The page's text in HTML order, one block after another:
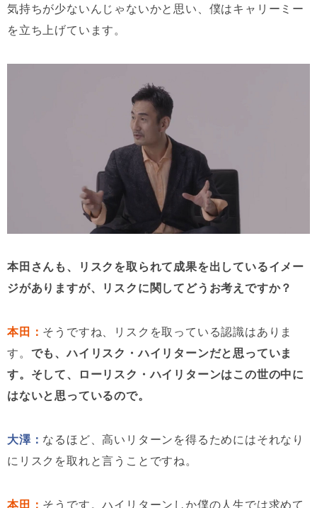
気持ちが少ないんじゃないかと思い、僕はキャリーミー
を立ち上げています。
本田さんも、リスクを取られて成果を出しているイメー
ジがありますが、リスクに関してどうお考えですか？
本田： そうですね、リスクを取っている認識はありま
す。 でも、ハイリスク・ハイリターンだと思っていま
す。そして、ローリスク・ハイリターンはこの世の中に
はないと思っているので。
大澤： なるほど、高いリターンを得るためにはそれなり
にリスクを取れと言うことですね。
本田： そうです。ハイリターンしか僕の人生では求めて